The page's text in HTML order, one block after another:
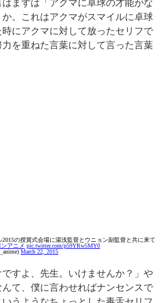
まずは「アクマに卓球の才能がな
。これはアクマがスマイルに卓球
にアクマに対して放ったセリフで
を重ねた言葉に対して言った言葉
の授賞式会場に湯浅監督とウニョン副監督と共に来て
アニメ pic.twitter.com/p59YRw5MY0
March 22, 2015
すよ、先生。いけませんか？」や
んて、僕に言わせればナンセンスで